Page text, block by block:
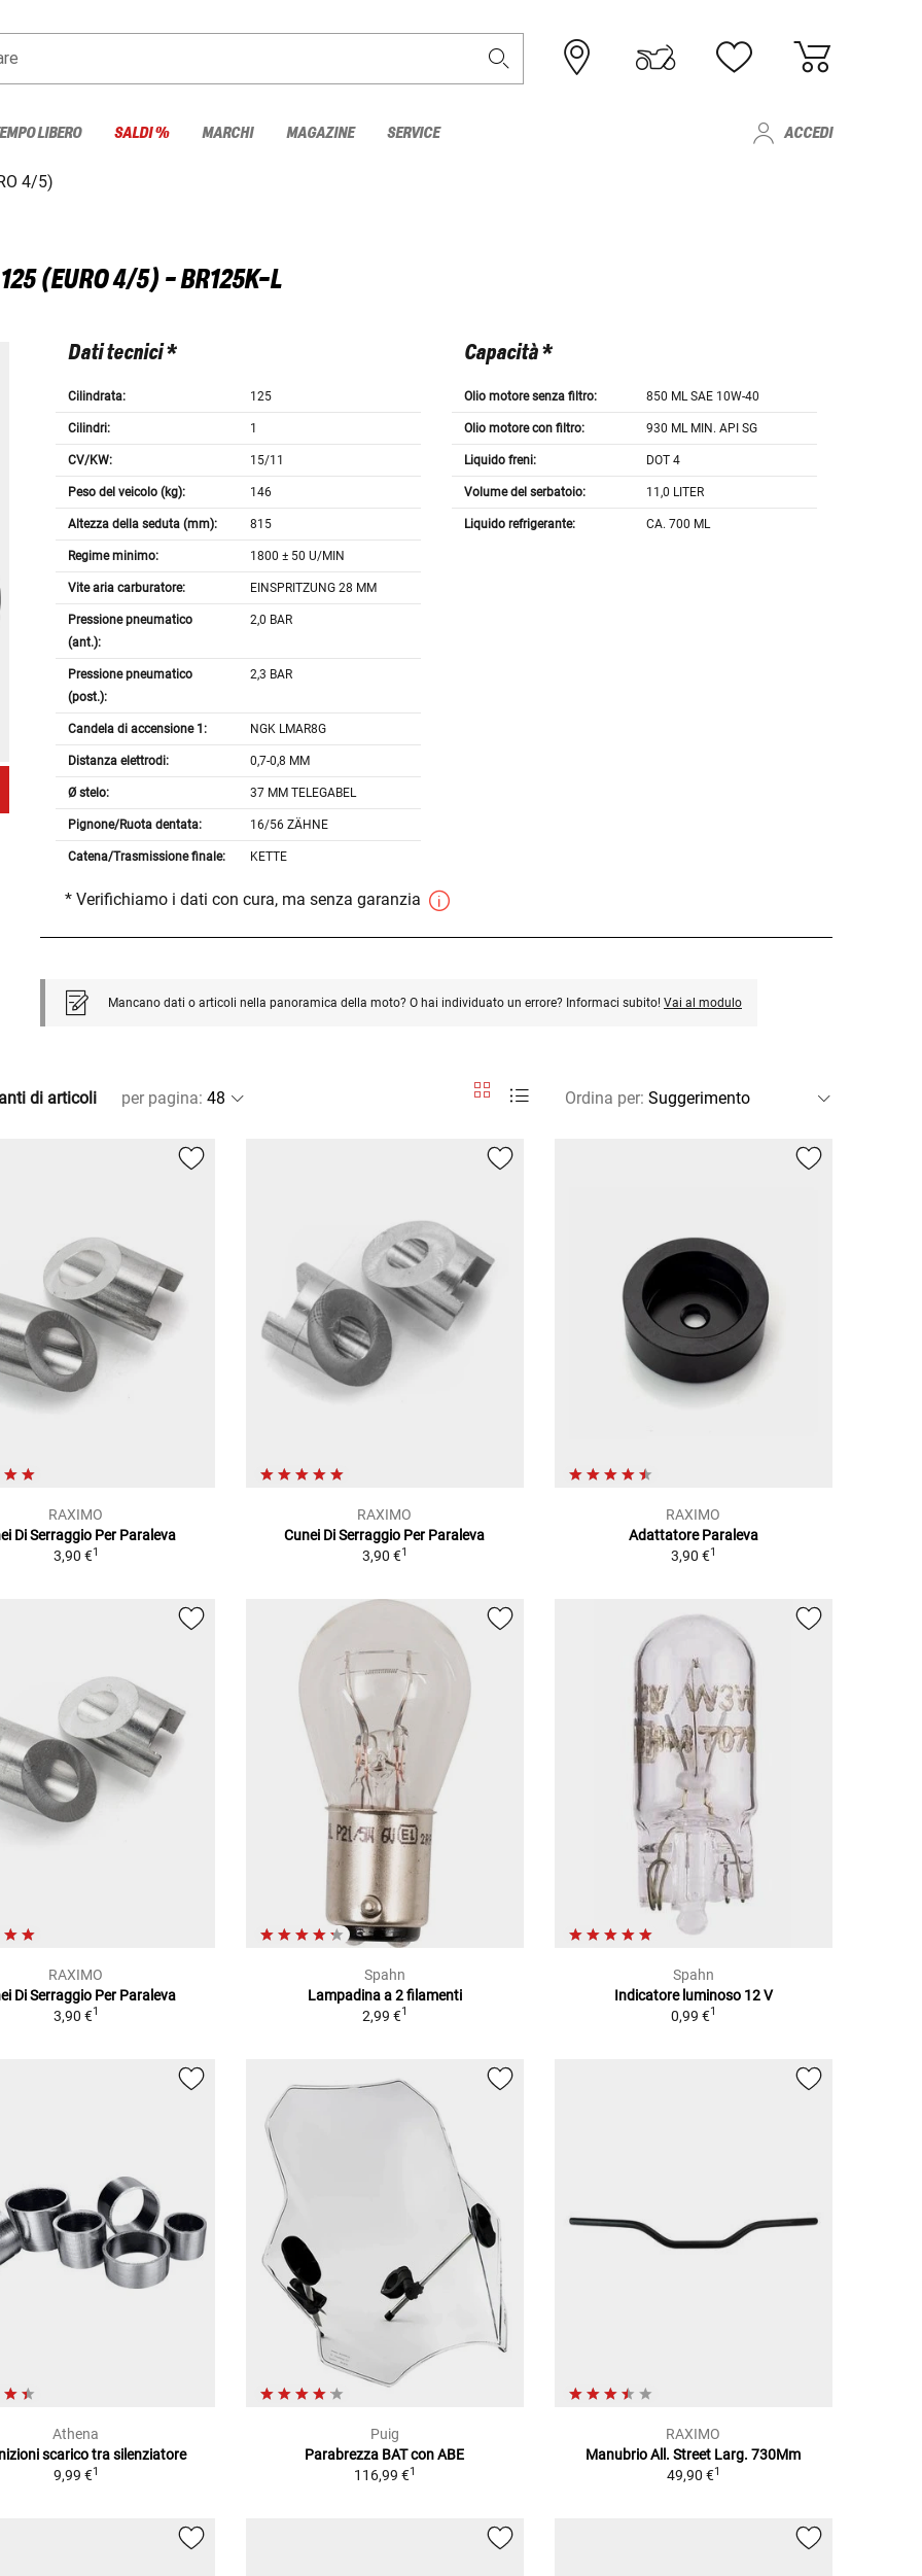
LIBERO SALDI % MARCHI MAGAZINE SERVICE ACCEDI
4/5)
(EURO 4/5) - BR125K-L
Dati tecnici *
Cilindrata: 125
Cilindri: 1
CV/KW: 15/11
Peso del veicolo (kg): 146
Altezza della seduta (mm): 815
Regime minimo: 1800 ± 50 U/MIN
Vite aria carburatore: EINSPRITZUNG 28 MM
Pressione pneumatico
(ant.):
2,0 BAR
Pressione pneumatico
(post.):
2,3 BAR
Candela di accensione 1: NGK LMAR8G
Distanza elettrodi: 0,7-0,8 MM
Ø stelo: 37 MM TELEGABEL
Pignone/Ruota dentata: 16/56 ZÄHNE
Catena/Trasmissione finale: KETTE
Capacità *
Olio motore senza filtro: 850 ML SAE 10W-40
Olio motore con filtro: 930 ML MIN. API SG
Liquido freni: DOT 4
Volume del serbatoio: 11,0 LITER
Liquido refrigerante: CA. 700 ML
* Verifichiamo i dati con cura, ma senza garanzia
Mancano dati o articoli nella panoramica della moto? O hai individuato un errore? Informaci subito! Vai al modulo
di articoli per pagina: Ordina per:
RAXIMO
Di Serraggio Per Paraleva
3,90 €1
RAXIMO
Cunei Di Serraggio Per Paraleva
3,90 €1
RAXIMO
Adattatore Paraleva
3,90 €1
RAXIMO
Di Serraggio Per Paraleva
3,90 €1
Spahn
Lampadina a 2 filamenti
2,99 €1
Spahn
Indicatore luminoso 12 V
0,99 €1
Athena
scarico tra silenziatore
9,99 €1
Puig
Parabrezza BAT con ABE
116,99 €1
RAXIMO
Manubrio All. Street Larg. 730Mm
49,90 €1